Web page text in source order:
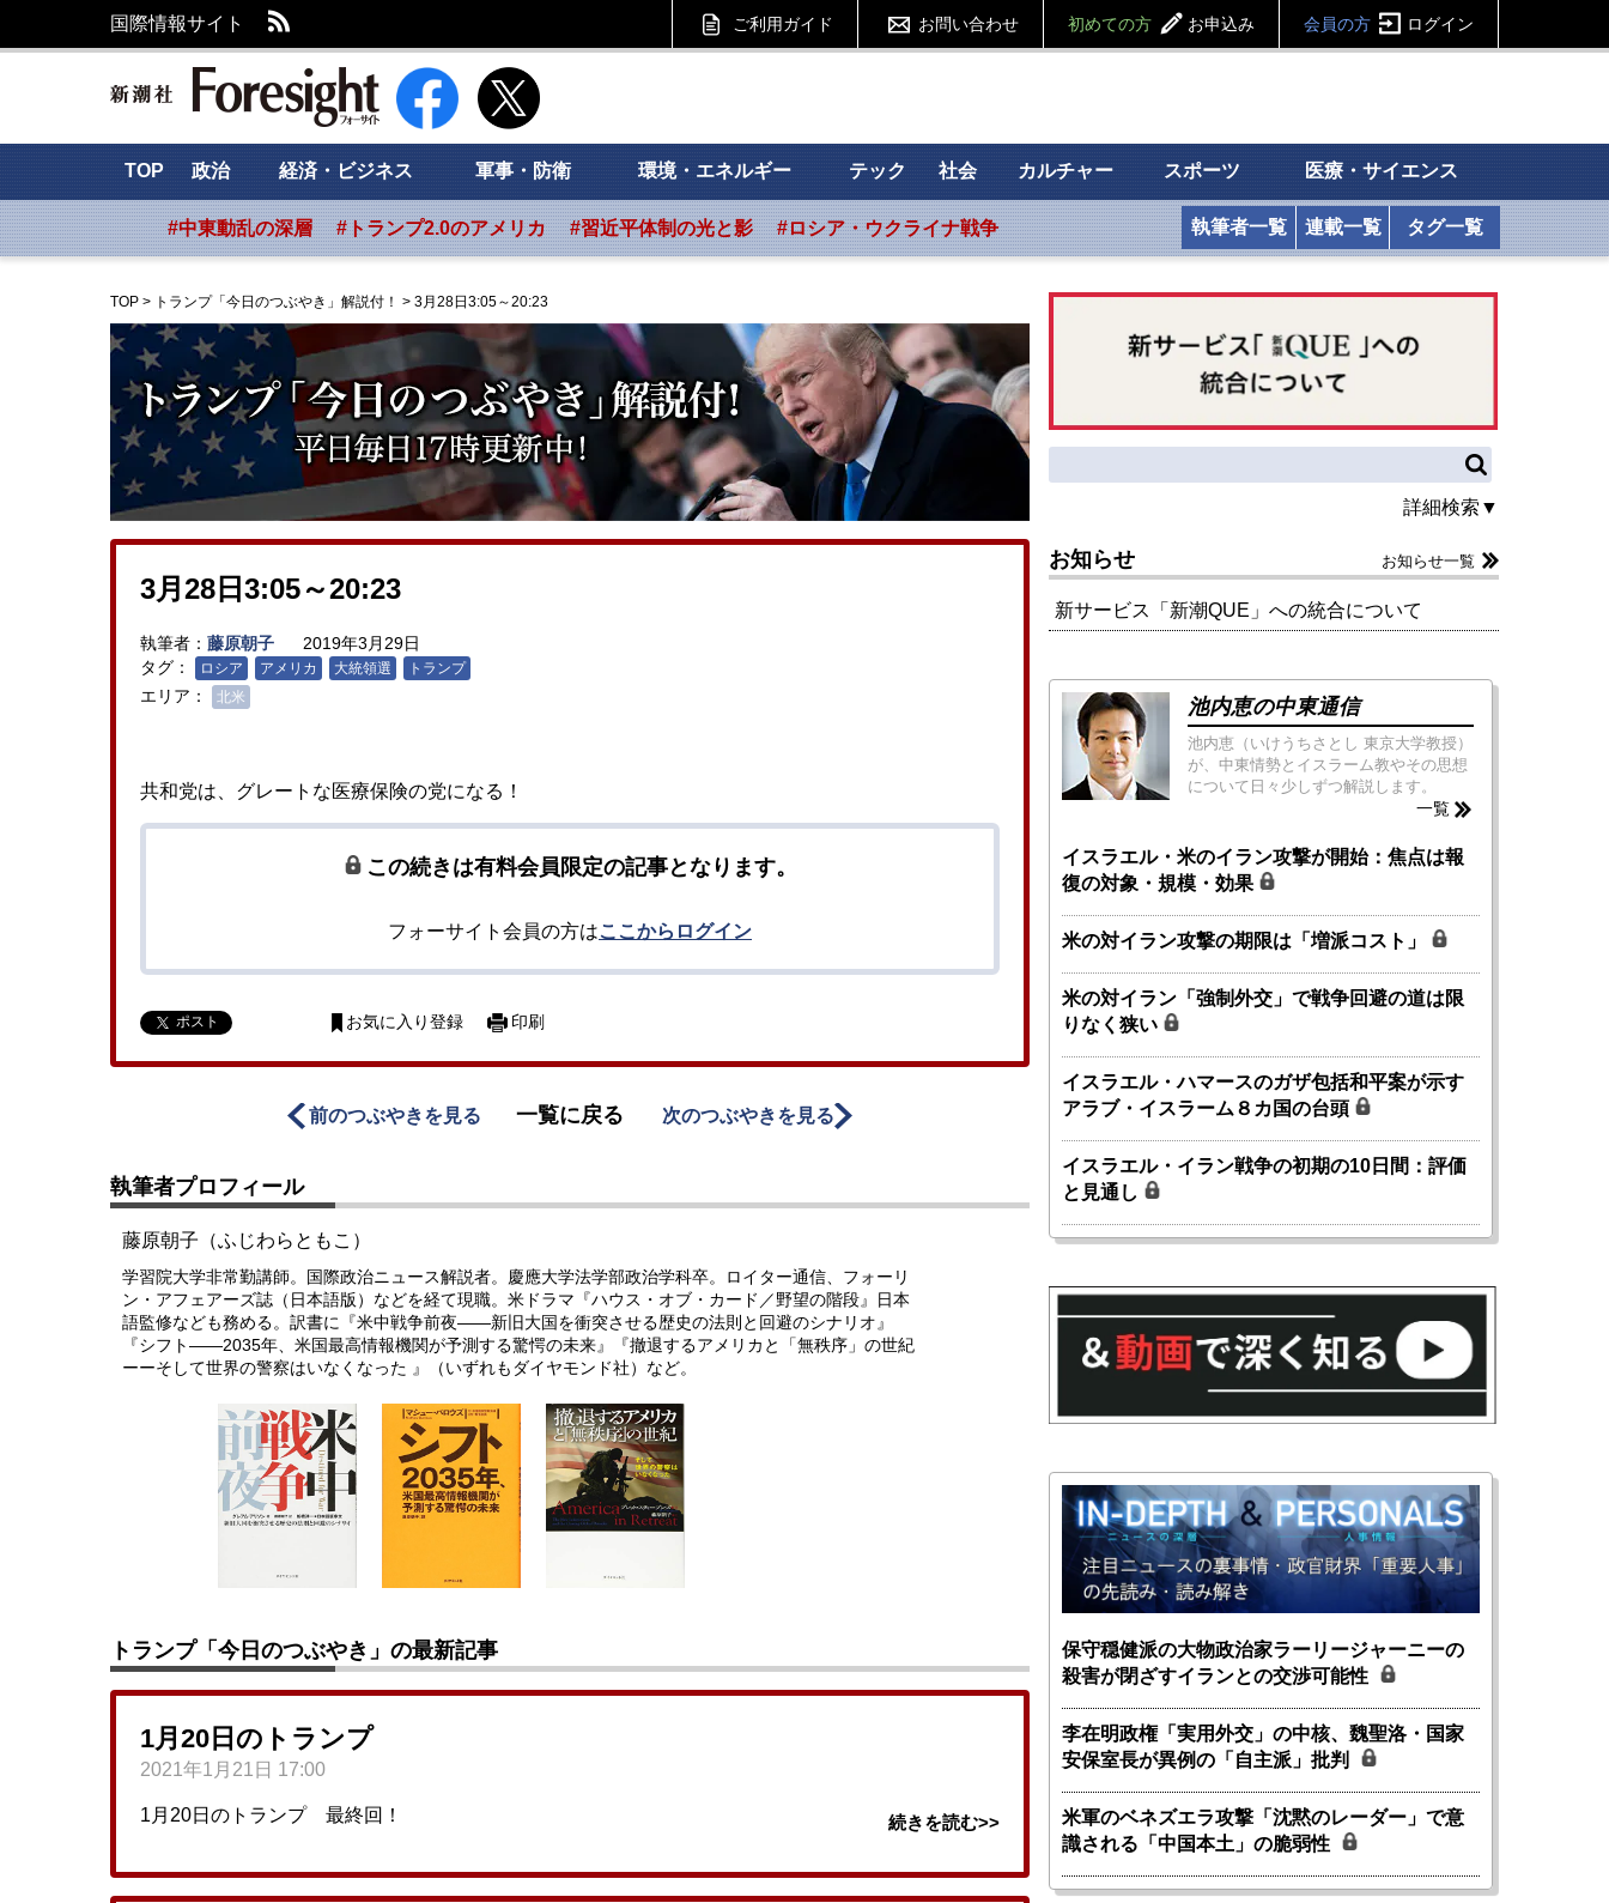
国際情報サイト ご利用ガイド お問い合わせ 初めての方 お申込み 会員の方 ログイン
新潮社 Foresight フォーサイト
TOP 政治 経済・ビジネス 軍事・防衛 環境・エネルギー テック 社会 カルチャー スポーツ 医療・サイエンス
#中東動乱の深層 #トランプ2.0のアメリカ #習近平体制の光と影 #ロシア・ウクライナ戦争 執筆者一覧 連載一覧 タグ一覧
TOP > トランプ「今日のつぶやき」解説付！ > 3月28日3:05～20:23
3月28日3:05～20:23
執筆者： 藤原朝子
2019年3月29日
タグ：
ロシア アメリカ 大統領選 トランプ
エリア： 北米
共和党は、グレートな医療保険の党になる！
この続きは有料会員限定の記事となります。
フォーサイト会員の方はここからログイン
ポスト お気に入り登録 印刷
前のつぶやきを見る 一覧に戻る 次のつぶやきを見る
執筆者プロフィール
藤原朝子（ふじわらともこ）
学習院大学非常勤講師。国際政治ニュース解説者。慶應大学法学部政治学科卒。ロイター通信、フォーリ
ン・アフェアーズ誌（日本語版）などを経て現職。米ドラマ『ハウス・オブ・カード／野望の階段』日本
語監修なども務める。訳書に『米中戦争前夜――新旧大国を衝突させる歴史の法則と回避のシナリオ』
『シフト――2035年、米国最高情報機関が予測する驚愕の未来』『撤退するアメリカと「無秩序」の世紀
ーーそして世界の警察はいなくなった 』（いずれもダイヤモンド社）など。
トランプ「今日のつぶやき」の最新記事
1月20日のトランプ
2021年1月21日 17:00
1月20日のトランプ 最終回！ 続きを読む>>
詳細検索▼
お知らせ お知らせ一覧
新サービス「新潮QUE」への統合について
池内恵の中東通信
池内恵（いけうちさとし 東京大学教授）
が、中東情勢とイスラーム教やその思想
について日々少しずつ解説します。
一覧
イスラエル・米のイラン攻撃が開始：焦点は報
復の対象・規模・効果
米の対イラン攻撃の期限は「増派コスト」
米の対イラン「強制外交」で戦争回避の道は限
りなく狭い
イスラエル・ハマースのガザ包括和平案が示す
アラブ・イスラーム８カ国の台頭
イスラエル・イラン戦争の初期の10日間：評価
と見通し
保守穏健派の大物政治家ラーリージャーニーの
殺害が閉ざすイランとの交渉可能性
李在明政権「実用外交」の中核、魏聖洛・国家
安保室長が異例の「自主派」批判
米軍のベネズエラ攻撃「沈黙のレーダー」で意
識される「中国本土」の脆弱性